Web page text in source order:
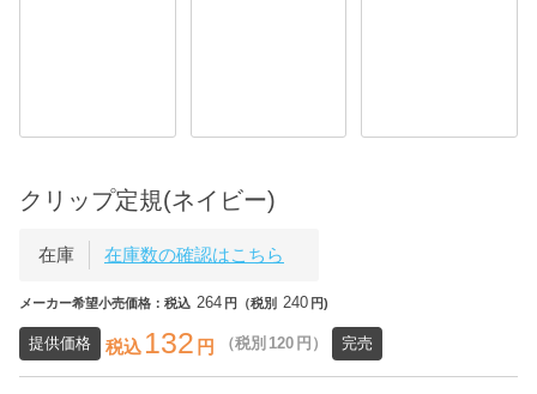
クリップ定規(ネイビー)
在庫 在庫数の確認はこちら
メーカー希望小売価格：税込 264 円（税別 240 円)
提供価格 税込 132 円 （税別 120 円） 完売